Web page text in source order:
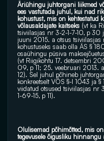
Äriühingu juhtorgani liikmed
ees vastutada juhul, kui nad
kohustust, mis on kehtestatud
võlausaldajate kaitseks (vt ka
tsiviilasjas nr 3-2-1-7-10, p 30
juuni 2015. a otsus tsiviilasjas
kohustuseks saab olla ÄS §
osaühingu püsiva
(vt Riigikohtu 17. detsembri
09, p 11; 25. veebruari 2013.
12). Sel juhul põhineb
konkreetselt VÕS §-l 1043 ja
viidatud otsused tsiviilasjas
1-69-15, p 11).
Olulisemad põhimõtted, mis
tegevusele õigusliku hinnangu